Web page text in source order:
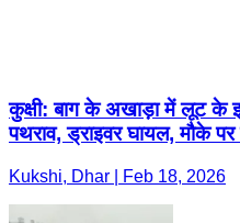
कुक्षी: बाग के अखाड़ा में लूट के
पथराव, ड्राइवर घायल, मौके
Kukshi, Dhar | Feb 18, 2026